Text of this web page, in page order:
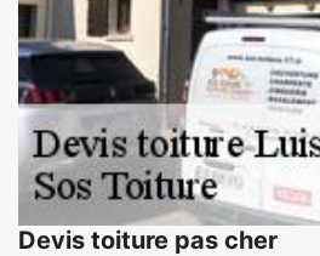
Devis toiture pas cher